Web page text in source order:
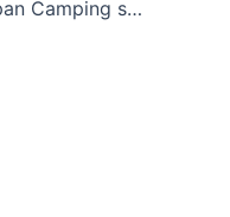
Situs Sewa Tenda Serbaguna dan Perlengkapan Camping sekitar Cikiwul, Bekasi Kota